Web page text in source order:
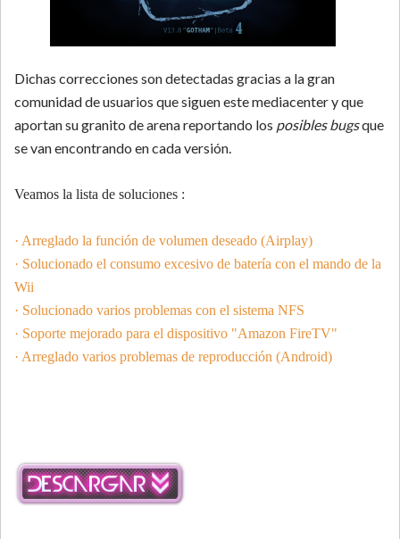
Dichas correcciones son detectadas gracias a la gran
comunidad de usuarios que siguen este mediacenter y que
aportan su granito de arena reportando los posibles bugsque
se van encontrando en cada versión.
Veamos la lista de soluciones :
· Arreglado la función de volumen deseado (Airplay)
· Solucionado el consumo excesivo de batería con el mando de la
Wii
· Solucionado varios problemas con el sistema NFS
· Soporte mejorado para el dispositivo "Amazon FireTV"
· Arreglado varios problemas de reproducción (Android)